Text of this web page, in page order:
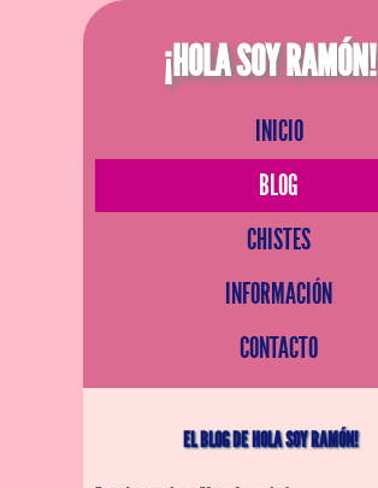
¡HOLA SOY RAMÓN!
INICIO
BLOG
CHISTES
INFORMACIÓN
CONTACTO
EL BLOG DE HOLA SOY RAMÓN!